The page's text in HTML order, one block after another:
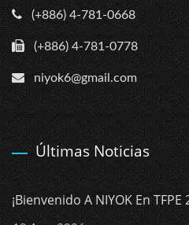
(+886) 4-781-0668
(+886) 4-781-0778
niyok6@gmail.com
Últimas Noticias
¡Bienvenido A NIYOK En TFPE